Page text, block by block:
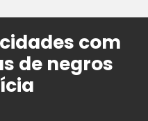
com
de negros